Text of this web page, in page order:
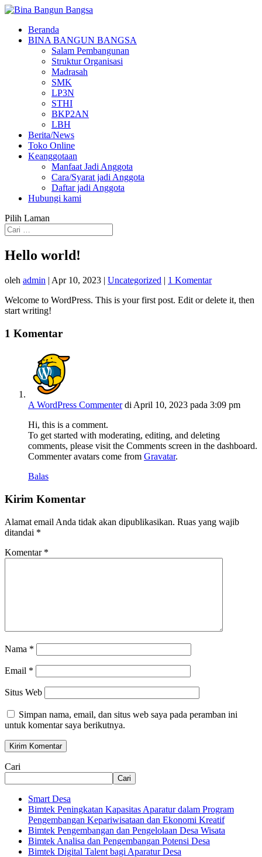
Beranda
BINA BANGUN BANGSA
Salam Pembangunan
Struktur Organisasi
Madrasah
SMK
LP3N
STHI
BKP2AN
LBH
Berita/News
Toko Online
Keanggotaan
Manfaat Jadi Anggota
Cara/Syarat jadi Anggota
Daftar jadi Anggota
Hubungi kami
Pilih Laman
Hello world!
oleh admin | Apr 10, 2023 | Uncategorized | 1 Komentar
Welcome to WordPress. This is your first post. Edit or delete it, then
start writing!
1 Komentar
A WordPress Commenter di April 10, 2023 pada 3:09 pm
Hi, this is a comment.
To get started with moderating, editing, and deleting
comments, please visit the Comments screen in the dashboard.
Commenter avatars come from Gravatar.
Balas
Kirim Komentar
Alamat email Anda tidak akan dipublikasikan. Ruas yang wajib
ditandai *
Komentar *
Nama *
Email *
Situs Web
Simpan nama, email, dan situs web saya pada peramban ini
untuk komentar saya berikutnya.
Cari
Cari
Smart Desa
Bimtek Peningkatan Kapasitas Aparatur dalam Program
Pengembangan Kepariwisataan dan Ekonomi Kreatif
Bimtek Pengembangan dan Pengelolaan Desa Wisata
Bimtek Analisa dan Pengembangan Potensi Desa
Bimtek Digital Talent bagi Aparatur Desa